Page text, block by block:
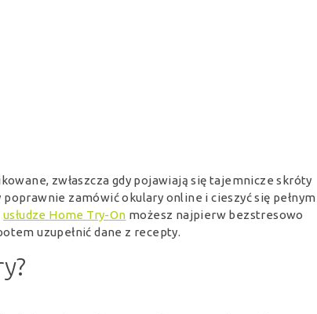
zwłaszcza gdy pojawiają się tajemnicze skróty
poprawnie zamówić okulary online i cieszyć się pełnym
usłudze Home Try-On możesz najpierw bezstresowo
uzupełnić dane z recepty.